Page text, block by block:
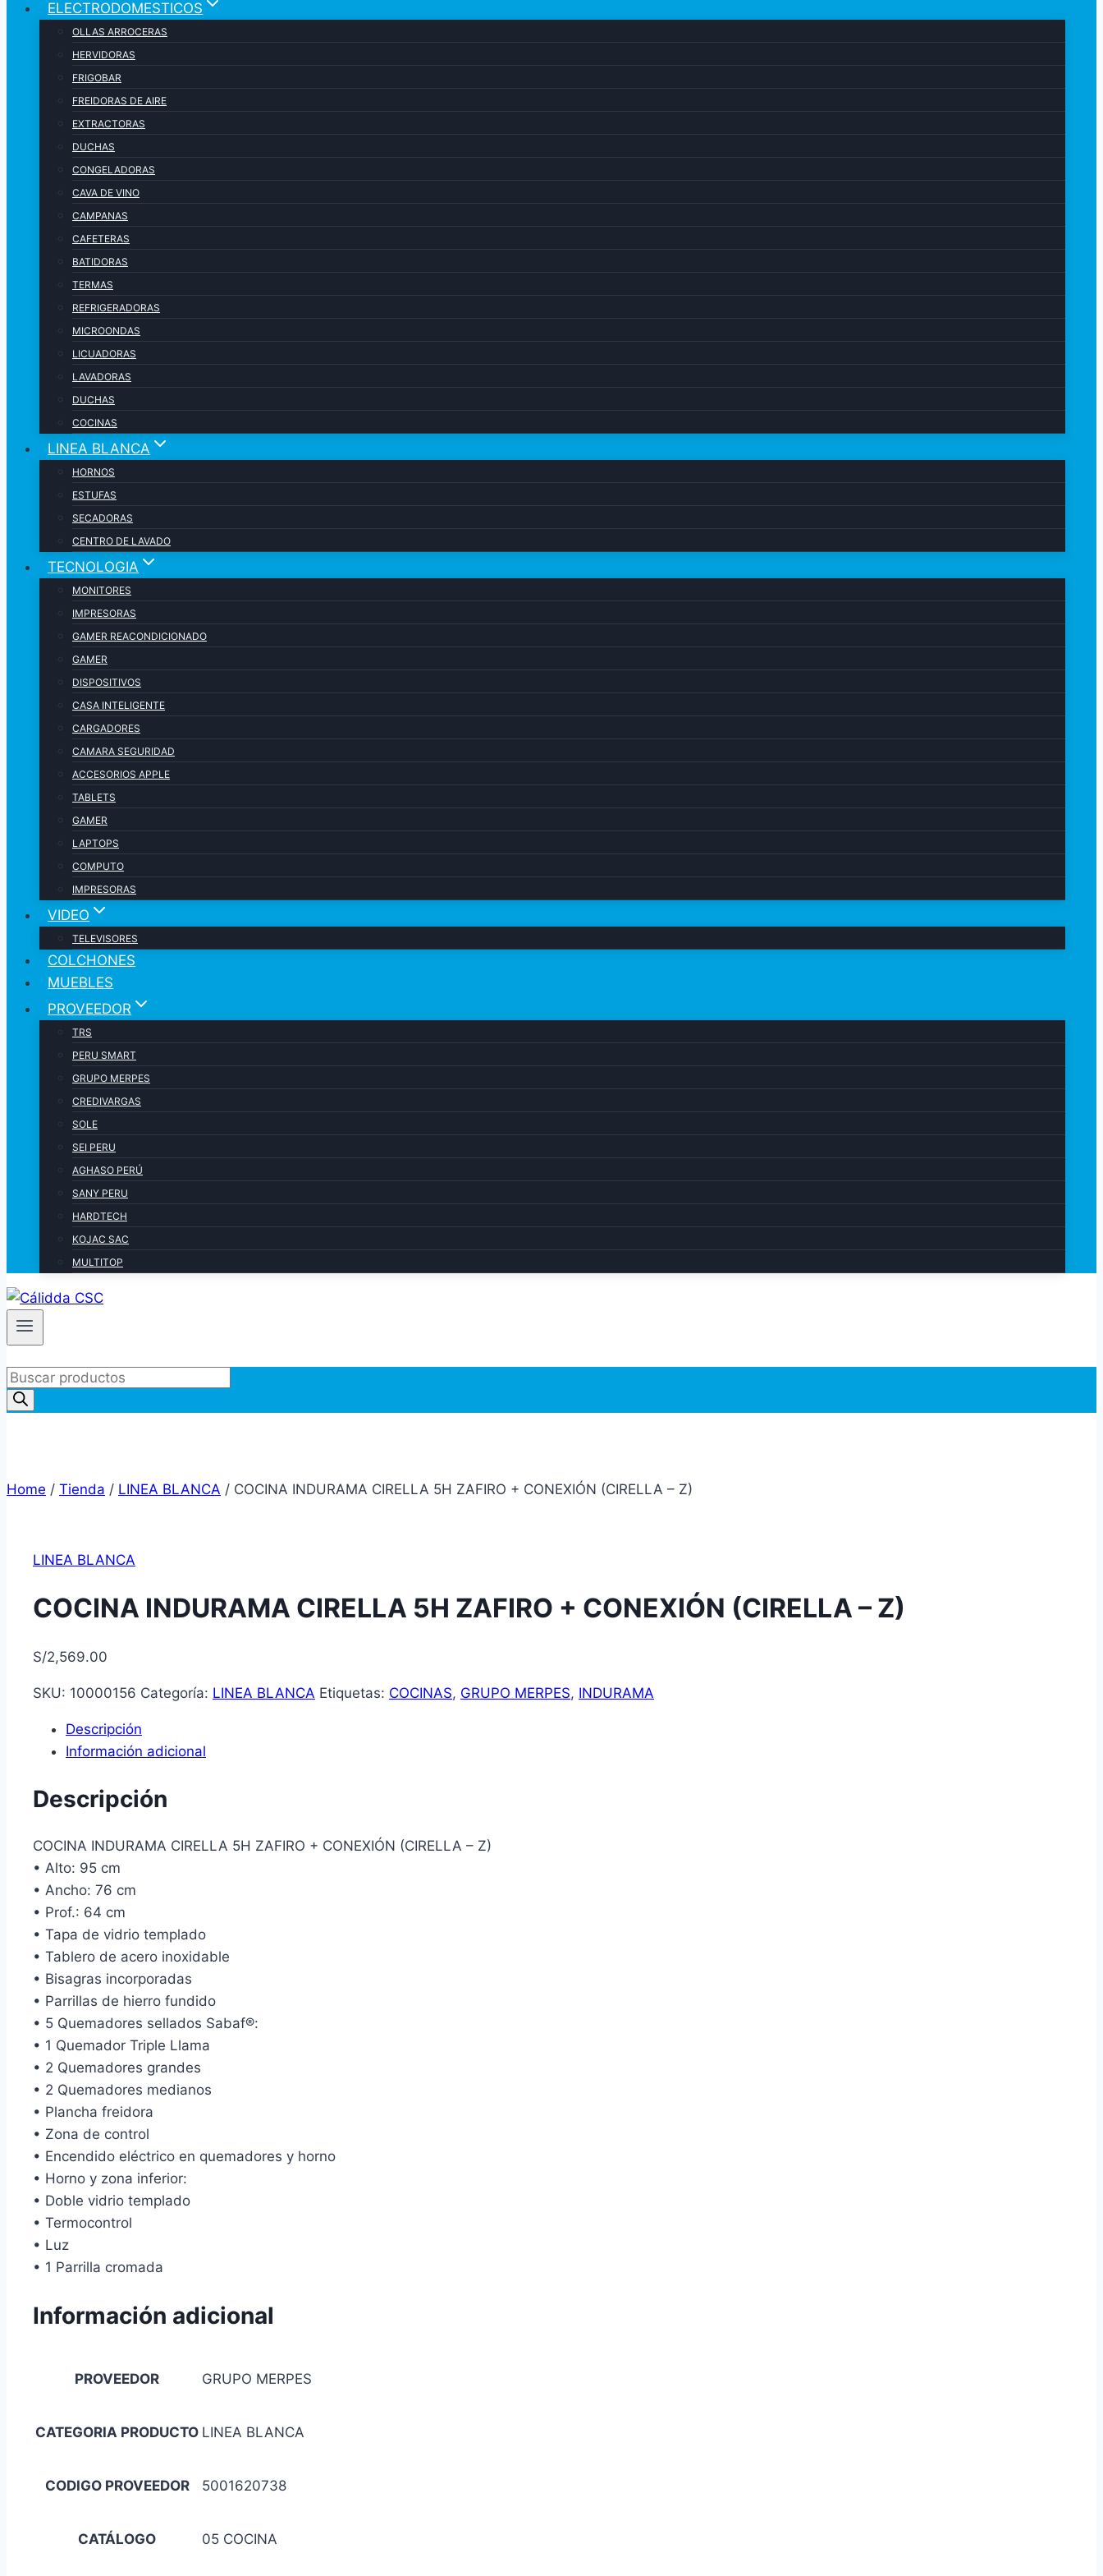
ELECTRODOMESTICOS
OLLAS ARROCERAS
HERVIDORAS
FRIGOBAR
FREIDORAS DE AIRE
EXTRACTORAS
DUCHAS
CONGELADORAS
CAVA DE VINO
CAMPANAS
CAFETERAS
BATIDORAS
TERMAS
REFRIGERADORAS
MICROONDAS
LICUADORAS
LAVADORAS
DUCHAS
COCINAS
LINEA BLANCA
HORNOS
ESTUFAS
SECADORAS
CENTRO DE LAVADO
TECNOLOGIA
MONITORES
IMPRESORAS
GAMER REACONDICIONADO
GAMER
DISPOSITIVOS
CASA INTELIGENTE
CARGADORES
CAMARA SEGURIDAD
ACCESORIOS APPLE
TABLETS
GAMER
LAPTOPS
COMPUTO
IMPRESORAS
VIDEO
TELEVISORES
COLCHONES
MUEBLES
PROVEEDOR
TRS
PERU SMART
GRUPO MERPES
CREDIVARGAS
SOLE
SEI PERU
AGHASO PERÚ
SANY PERU
HARDTECH
KOJAC SAC
MULTITOP
Products
search
Home / Tienda / LINEA BLANCA / COCINA INDURAMA CIRELLA 5H ZAFIRO + CONEXIÓN (CIRELLA – Z)
LINEA BLANCA
COCINA INDURAMA CIRELLA 5H ZAFIRO + CONEXIÓN (CIRELLA – Z)
S/2,569.00
SKU: 10000156 Categoría: LINEA BLANCA Etiquetas: COCINAS, GRUPO MERPES, INDURAMA
Descripción
Información adicional
Descripción
COCINA INDURAMA CIRELLA 5H ZAFIRO + CONEXIÓN (CIRELLA – Z)
• Alto: 95 cm
• Ancho: 76 cm
• Prof.: 64 cm
• Tapa de vidrio templado
• Tablero de acero inoxidable
• Bisagras incorporadas
• Parrillas de hierro fundido
• 5 Quemadores sellados Sabaf®:
• 1 Quemador Triple Llama
• 2 Quemadores grandes
• 2 Quemadores medianos
• Plancha freidora
• Zona de control
• Encendido eléctrico en quemadores y horno
• Horno y zona inferior:
• Doble vidrio templado
• Termocontrol
• Luz
• 1 Parrilla cromada
Información adicional
PROVEEDOR GRUPO MERPES
CATEGORIA PRODUCTO LINEA BLANCA
CODIGO PROVEEDOR 5001620738
CATÁLOGO 05 COCINA